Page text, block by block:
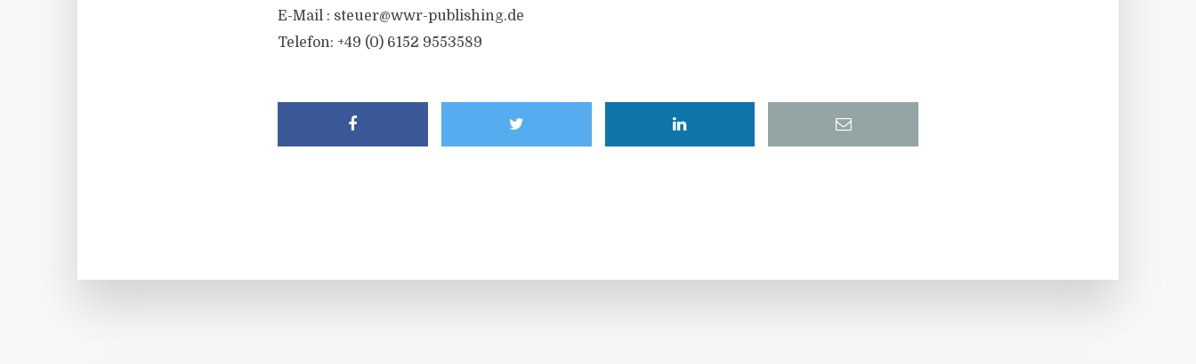
E-Mail : steuer@wwr-publishing.de
Telefon: +49 (0) 6152 9553589